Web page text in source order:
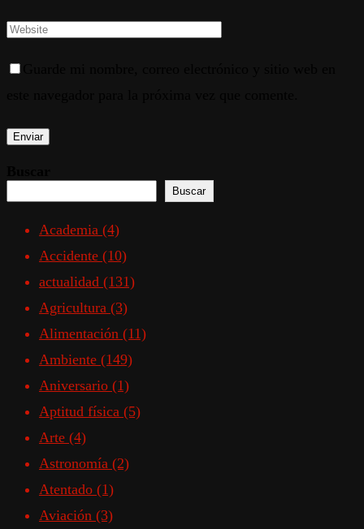
Buscar
Academia (4)
Accidente (10)
actualidad (131)
Agricultura (3)
Alimentación (11)
Ambiente (149)
Aniversario (1)
Aptitud física (5)
Arte (4)
Astronomía (2)
Atentado (1)
Aviación (3)